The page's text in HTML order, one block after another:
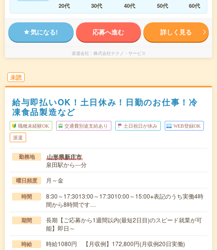
20代
30代 40代 50代 60代
気になる! 応募へ進む 詳しく見る
派遣会社 株式会社テクノ・サービス
未読
給与即払いOK！土日休み！日勤のお仕事！冷
凍食品製造など
職種未経験OK 交通費別途支給あり 土日祝日が休み WEB登録OK
派遣
勤務地 山形県新庄市
泉田駅から---分
曜日頻度 月～金
時間
8:30～17:3013:00～17:3010:00～15:00※表記のうち実働4時
間から8時間です…
期間
長期【ご応募から1週間以内(最短2日目)のスピード就業が可
能】即日～
時給 時給1080円 【月収例】172,800円(月収例20日実働)